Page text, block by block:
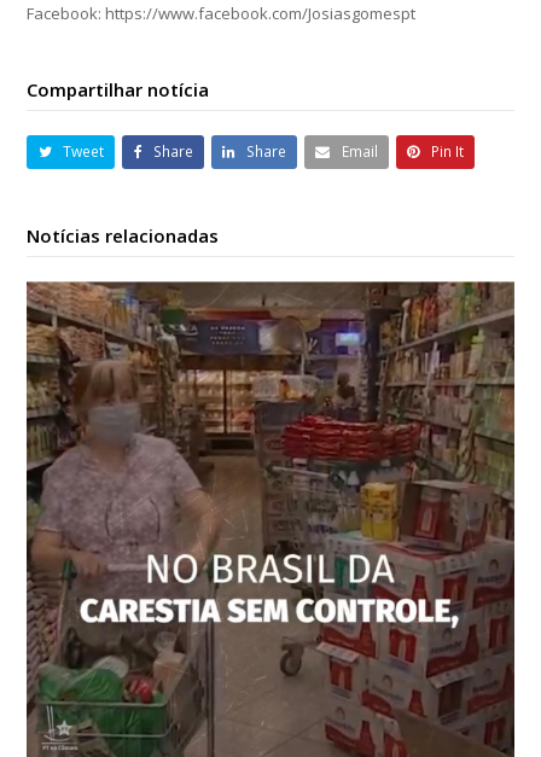
Facebook: https://www.facebook.com/Josiasgomespt
Compartilhar notícia
Tweet Share Share Email Pin It
Notícias relacionadas